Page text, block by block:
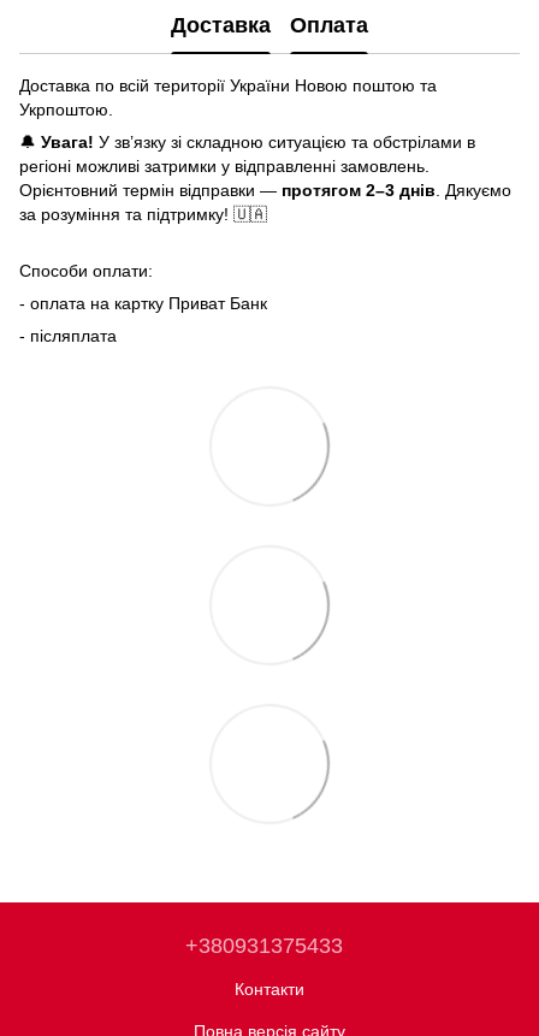
Доставка Оплата
Доставка по всій території України Новою поштою та
Укрпоштою.
🔔 Увага! У зв’язку зі складною ситуацією та обстрілами в
регіоні можливі затримки у відправленні замовлень.
Орієнтовний термін відправки — протягом 2–3 днів. Дякуємо
за розуміння та підтримку! 🇺🇦
Способи оплати:
- оплата на картку Приват Банк
- післяплата
+380931375433
Контакти
Повна версія сайту